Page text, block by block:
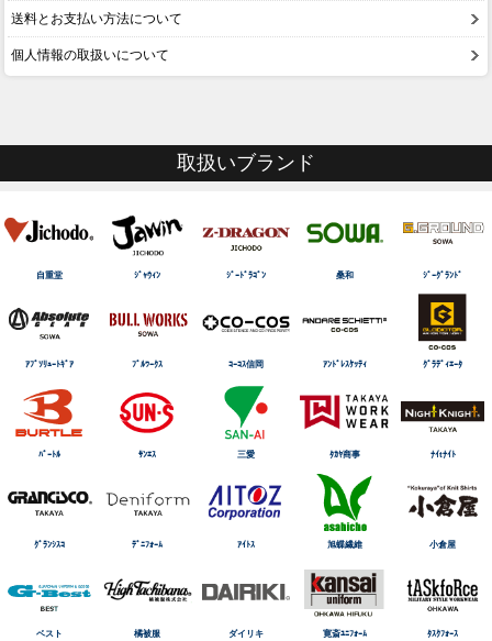
送料とお支払い方法について
個人情報の取扱いについて
取扱いブランド
自重堂 ｼﾞｬｳｨﾝ ｼﾞｰﾄﾞﾗｺﾞﾝ 桑和 ｼﾞｰｸﾞﾗﾝﾄﾞ
ｱﾌﾞｿﾘｭｰﾄｷﾞｱ ﾌﾞﾙﾜｰｸｽ ｺｰｺｽ信岡 ｱﾝﾄﾞﾚｽｹｯﾃｨ ｸﾞﾗﾃﾞｨｴｰﾀ
ﾊﾞｰﾄﾙ ｻﾝｴｽ 三愛 ﾀｶﾔ商事 ﾅｲtﾅｲﾄ
ｸﾞﾗﾝｼｽｺ ﾃﾞﾆﾌｫｰﾑ ｱｲﾄｽ 旭蝶繊維 小倉屋
ベスト 橘被服 ダイリキ 寛斎ﾕﾆﾌｫｰﾑ ﾀｽｸﾌｫｰｽ